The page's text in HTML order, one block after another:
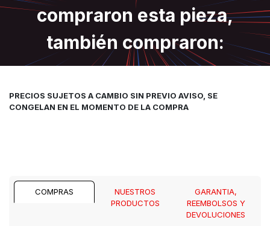
compraron esta pieza,
también compraron:
PRECIOS SUJETOS A CAMBIO SIN PREVIO AVISO, SE
CONGELAN EN EL MOMENTO DE LA COMPRA
COMPRAS
NUESTROS
PRODUCTOS
GARANTIA,
REEMBOLSOS Y
DEVOLUCIONES